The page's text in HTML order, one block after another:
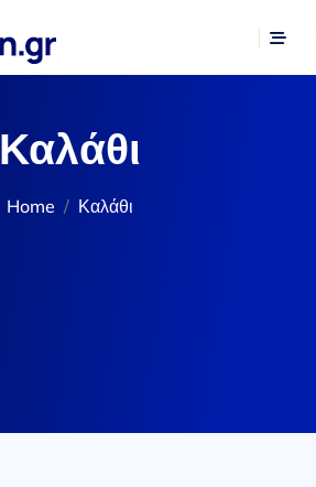
Καλάθι
Home Καλάθι